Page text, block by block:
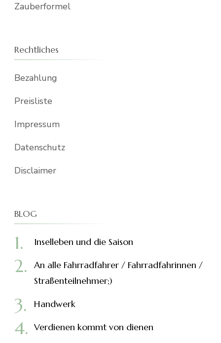
Zauberformel
Rechtliches
Bezahlung
Preisliste
Impressum
Datenschutz
Disclaimer
BLOG
Inselleben und die Saison
An alle Fahrradfahrer / Fahrradfahrinnen /
Straßenteilnehmer;)
Handwerk
Verdienen kommt von dienen